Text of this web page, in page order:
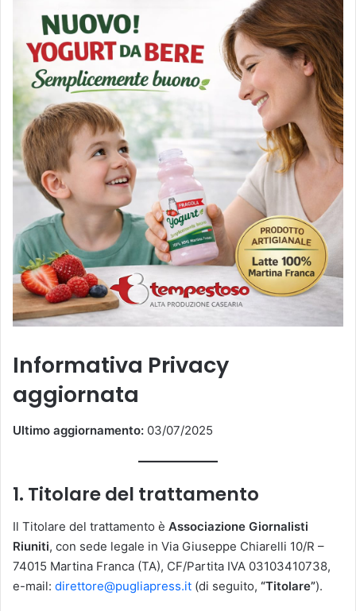
Informativa Privacy
aggiornata
Ultimo aggiornamento: 03/07/2025
1. Titolare del trattamento
Il Titolare del trattamento è Associazione Giornalisti
Riuniti, con sede legale in Via Giuseppe Chiarelli 10/R –
74015 Martina Franca (TA), CF/Partita IVA 03103410738,
e-mail: direttore@pugliapress.it (di seguito, “Titolare”).